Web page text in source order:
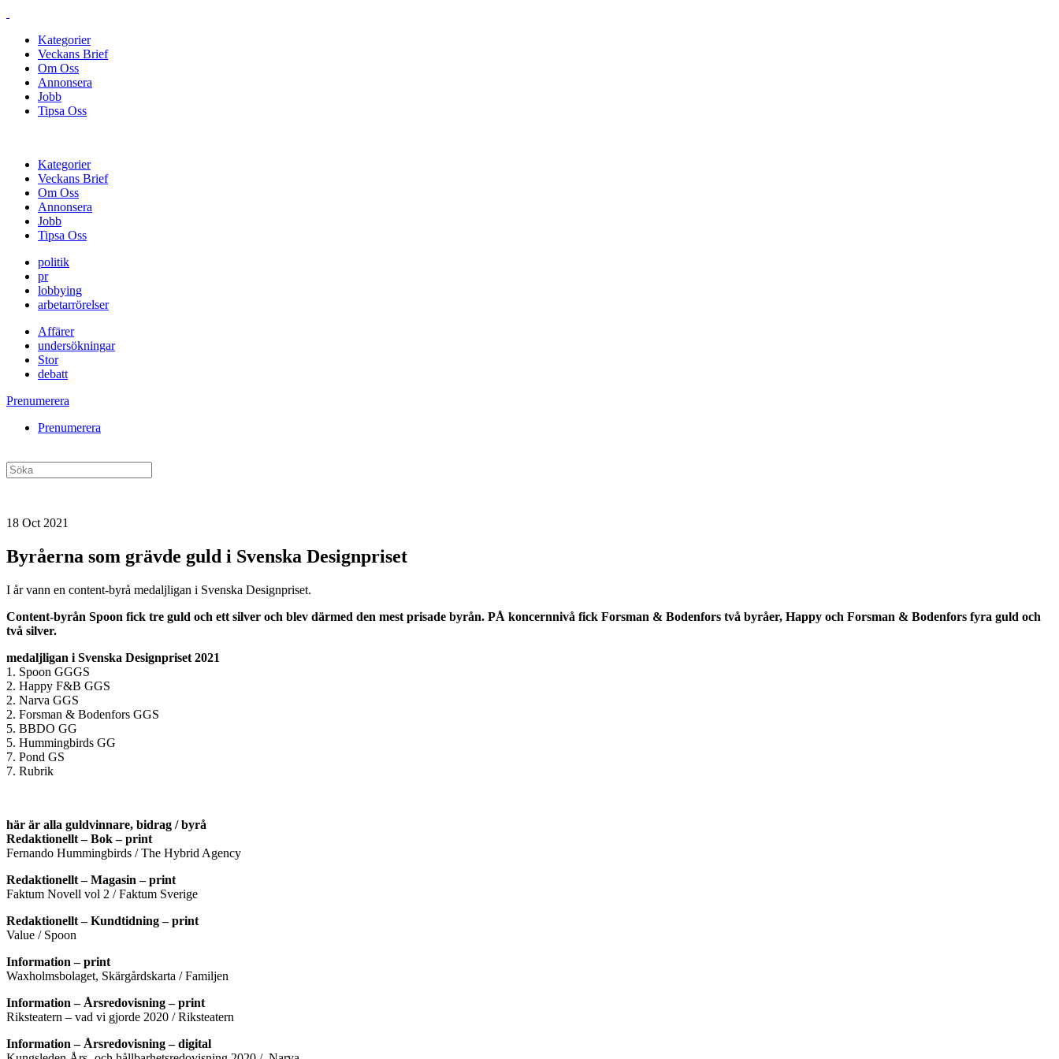
Kategorier
Veckans Brief
Om Oss
Annonsera
Jobb
Tipsa Oss
Kategorier
Veckans Brief
Om Oss
Annonsera
Jobb
Tipsa Oss
politik
pr
lobbying
arbetarrörelser
Affärer
undersökningar
Stor
debatt
Prenumerera
Prenumerera
18 Oct 2021
Byråerna som grävde guld i Svenska Designpriset
I år vann en content-byrå medaljligan i Svenska Designpriset.
Content-byrån Spoon fick tre guld och ett silver och blev därmed den mest prisade byrån. PÅ koncernnivå fick Forsman & Bodenfors två byråer, Happy och Forsman & Bodenfors fyra guld och
två silver.
medaljligan i Svenska Designpriset 2021
1. Spoon GGGS
2. Happy F&B GGS
2. Narva GGS
2. Forsman & Bodenfors GGS
5. BBDO GG
5. Hummingbirds GG
7. Pond GS
7. Rubrik
här är alla guldvinnare, bidrag / byrå
Redaktionellt – Bok – print
Fernando Hummingbirds / The Hybrid Agency
Redaktionellt – Magasin – print
Faktum Novell vol 2 / Faktum Sverige
Redaktionellt – Kundtidning – print
Value / Spoon
Information – print
Waxholmsbolaget, Skärgårdskarta / Familjen
Information – Årsredovisning – print
Riksteatern – vad vi gjorde 2020 / Riksteatern
Information – Årsredovisning – digital